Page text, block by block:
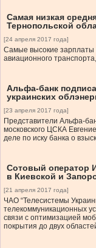
Самая низкая
Тернопольской
[24 апреля 2017 года]
Самые высокие зарплаты
авиационного
Альфа-банк
украинских
[23 апреля 2017 года]
Представители Альфа-
московского ЦСКА
деле по иску банка о
Сотовый оператор
в Киевской и
[21 апреля 2017 года]
ЧАО “Телесистемы
телекоммуникационных
связи с оптимизацией
покрытия до двух